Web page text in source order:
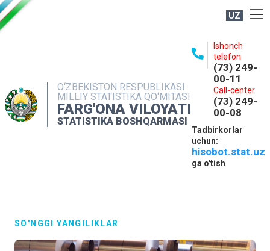
UZ
O‘ZBEKISTON RESPUBLIKASI
MILLIY STATISTIKA QO‘MITASI
FARG'ONA VILOYATI
STATISTIKA BOSHQARMASI
Ishonch
telefon
(73) 249-
00-11
Call-center
(73) 249-
00-08
Tadbirkorlar
uchun:
hisobot.stat.uz
ga o'tish
NASHRLAR
INTERAKTIV XIZMATLAR
MATBUOT XIZMATI
SO'NGGI YANGILIKLAR